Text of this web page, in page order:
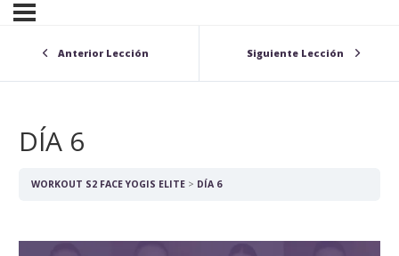
Anterior Lección Siguiente Lección
DÍA 6
WORKOUT S2 FACE YOGIS ELITE DÍA 6